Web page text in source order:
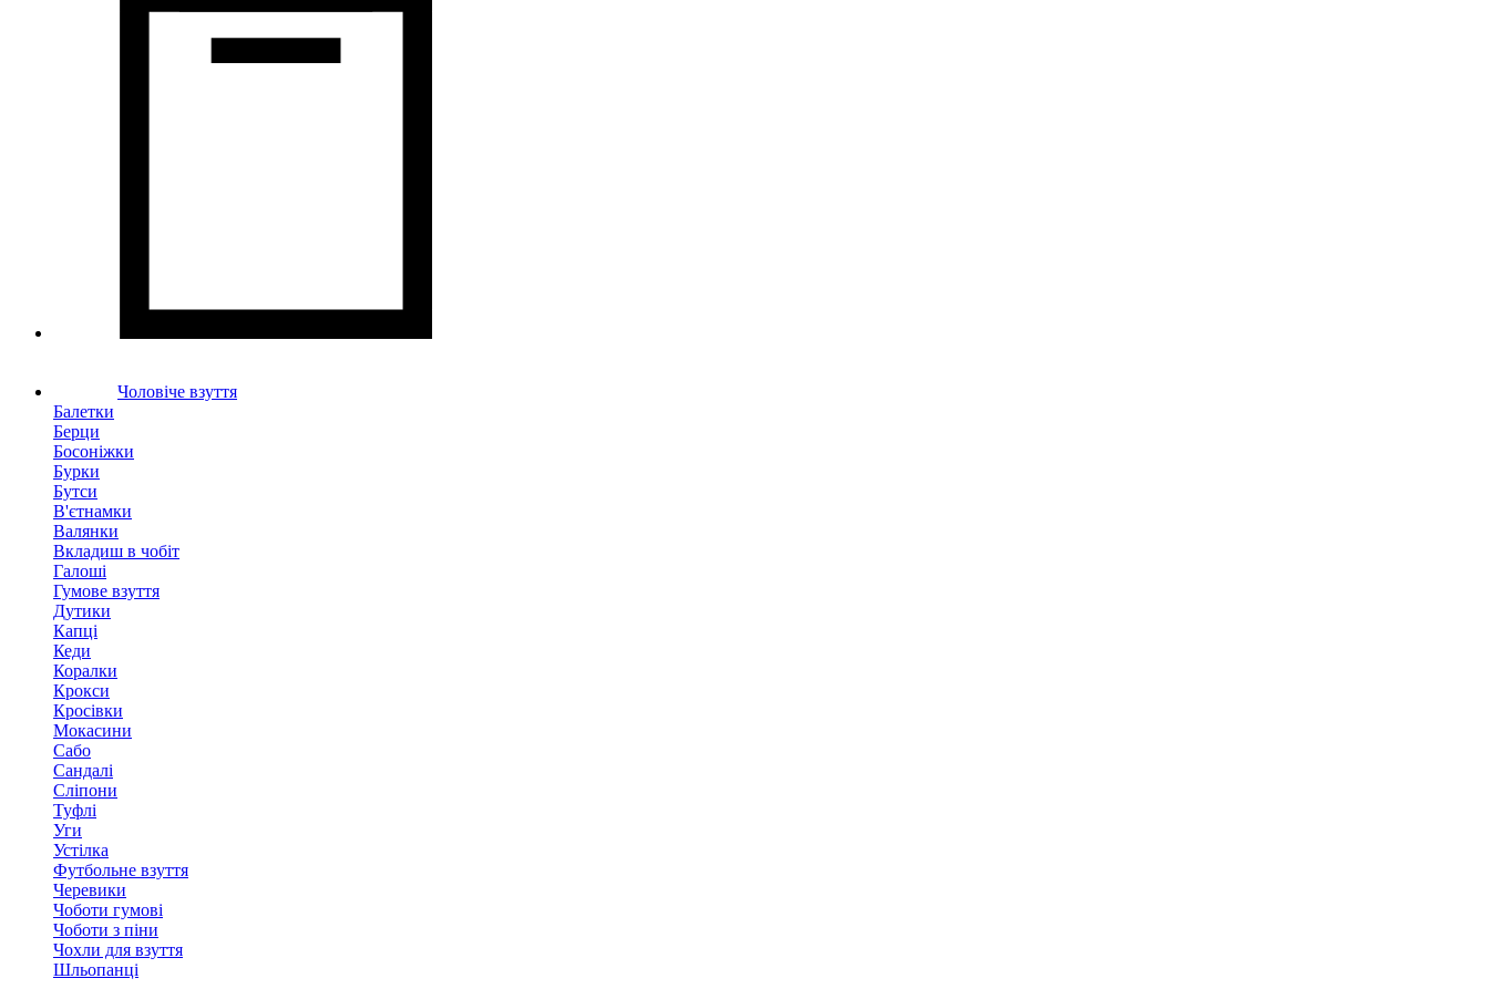
Чоловіче взуття
Балетки
Берци
Босоніжки
Бурки
Бутси
В'єтнамки
Валянки
Вкладиш в чобіт
Галоші
Гумове взуття
Дутики
Капці
Кеди
Коралки
Крокси
Кросівки
Мокасини
Сабо
Сандалі
Сліпони
Туфлі
Уги
Устілка
Футбольне взуття
Черевики
Чоботи гумові
Чоботи з піни
Чохли для взуття
Шльопанці